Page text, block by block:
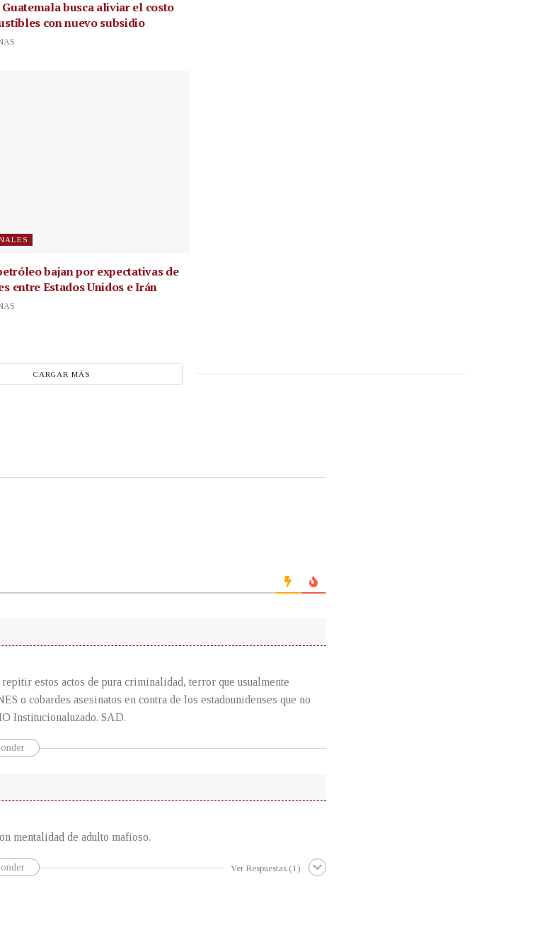
busca aliviar el costo
con nuevo subsidio
bajan por expectativas de
entre Estados Unidos e Irán
CARGAR MÁS
estos actos de pura criminalidad, terror que usualmente
o cobardes asesinatos en contra de los estadounidenses que no
Institucionaluzado. SAD.
mentalidad de adulto mafioso.
Ver Respuestas (1)